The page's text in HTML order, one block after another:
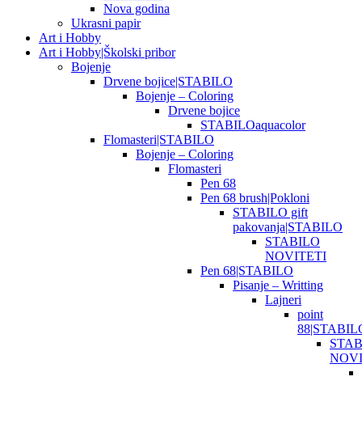
Nova godina
Ukrasni papir
Art i Hobby
Art i Hobby|Školski pribor
Bojenje
Drvene bojice|STABILO
Bojenje – Coloring
Drvene bojice
STABILOaquacolor
Flomasteri|STABILO
Bojenje – Coloring
Flomasteri
Pen 68
Pen 68 brush|Pokloni
STABILO gift
pakovanja|STABILO
STABILO
NOVITETI
Pen 68|STABILO
Pisanje – Writting
Lajneri
point